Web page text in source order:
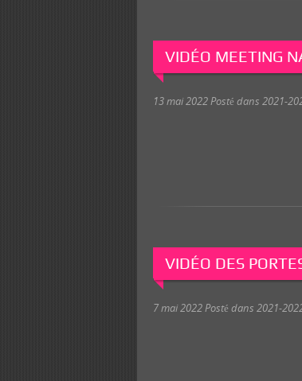
VIDÉO MEETING
13 mai 2022Posté dans 2021-
VIDÉO DES
7 mai 2022Posté dans 2021-